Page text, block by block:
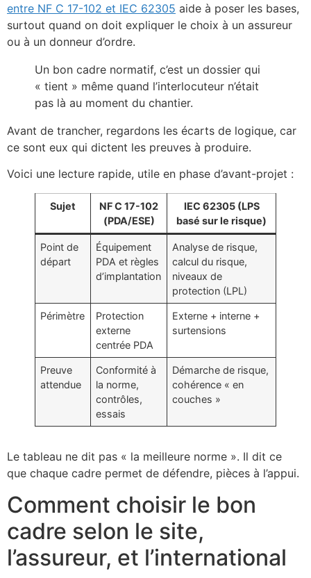
entre NF C 17-102 et IEC 62305 aide à poser les bases,
surtout quand on doit expliquer le choix à un assureur
ou à un donneur d’ordre.
Un bon cadre normatif, c’est un dossier qui
« tient » même quand l’interlocuteur n’était
pas là au moment du chantier.
Avant de trancher, regardons les écarts de logique, car
ce sont eux qui dictent les preuves à produire.
Voici une lecture rapide, utile en phase d’avant-projet :
Sujet
NF C 17-102
(PDA/ESE)
IEC 62305 (LPS
basé sur le risque)
Point de
départ
Équipement
PDA et règles
d’implantation
Analyse de risque,
calcul du risque,
niveaux de
protection (LPL)
Périmètre
Protection
externe
centrée PDA
Externe + interne +
surtensions
Preuve
attendue
Conformité à
la norme,
contrôles,
essais
Démarche de risque,
cohérence « en
couches »
Le tableau ne dit pas « la meilleure norme ». Il dit ce
que chaque cadre permet de défendre, pièces à l’appui.
Comment choisir le bon
cadre selon le site,
l’assureur, et l’international